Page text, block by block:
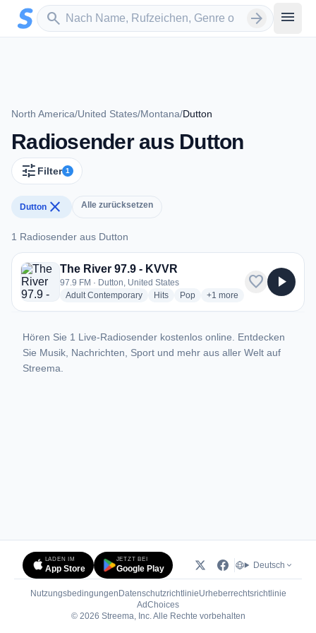
Zum Hauptinhalt springen
search
Sender suchen arrow_forward menu
North America/United States/Montana/Dutton
Radiosender aus Dutton
tune Filter 1
Dutton close Alle zurücksetzen
1 Radiosender aus Dutton
1 Radiosender aus Dutton
The River 97.9 - KVVR
97.9 FM · Dutton, United States
Adult Contemporaryradio stations
Hitsradio stations
Popradio stations
+1 more genres for The
more
favorite play_arrow
Hören Sie 1 Live-Radiosender kostenlos online. Entdecken
Sie Musik, Nachrichten, Sport und mehr aus aller Welt auf
Streema.
LADEN IM
App Store
JETZT BEI
Google Play Deutsch
Nutzungsbedingungen DatenschutzrichtlinieUrheberrechtsrichtlinie
AdChoices(öffnet in neuem Tab)
© 2026 Streema, Inc. Alle Rechte vorbehalten